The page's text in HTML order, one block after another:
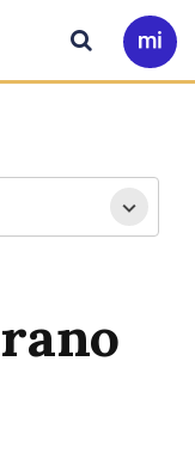
Ir
a
Buscar